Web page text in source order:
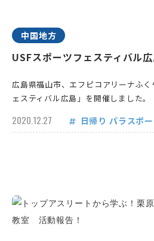
中国地方
USFスポーツフェスティバル
広島県福山市、エフピコアリーナふ
ェスティバル広島」を開催しました。
2020.12.27 日帰り パラスポ